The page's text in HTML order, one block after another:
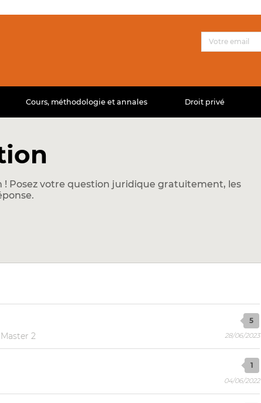
Cours, méthodologie et annales Droit privé
Posez votre question juridique gratuitement, les
2
5
28/06/2023
1
04/06/2022